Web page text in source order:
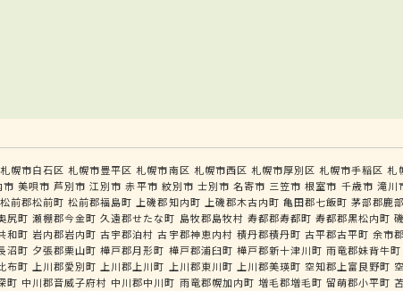
札幌市白石区 札幌市豊平区 札幌市南区 札幌市西区 札幌市厚別区 札幌市手稲区 札
市 美唄市 芦別市 江別市 赤平市 紋別市 士別市 名寄市 三笠市 根室市 千歳市 滝川
松前郡松前町 松前郡福島町 上磯郡知内町 上磯郡木古内町 亀田郡七飯町 茅部郡鹿
尻町 瀬棚郡今金町 久遠郡せたな町 島牧郡島牧村 寿都郡寿都町 寿都郡黒松内町
和町 岩内郡岩内町 古宇郡泊村 古宇郡神恵内村 積丹郡積丹町 古平郡古平町 余市
沼町 夕張郡栗山町 樺戸郡月形町 樺戸郡浦臼町 樺戸郡新十津川町 雨竜郡妹背牛町
布町 上川郡愛別町 上川郡上川町 上川郡東川町 上川郡美瑛町 空知郡上富良野町
町 中川郡音威子府村 中川郡中川町 雨竜郡幌加内町 増毛郡増毛町 留萌郡小平町